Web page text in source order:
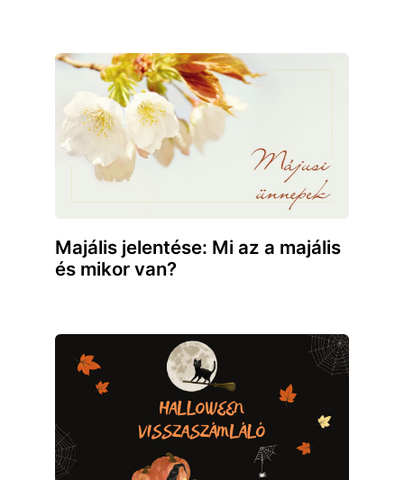
Majális jelentése: Mi az a majális
és mikor van?